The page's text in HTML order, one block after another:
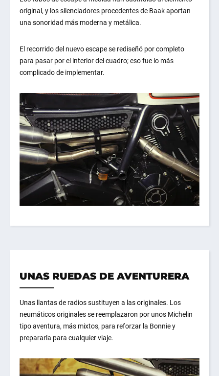
original, y los silenciadores procedentes de Baak aportan
una sonoridad más moderna y metálica.
El recorrido del nuevo escape se rediseñó por completo
para pasar por el interior del cuadro; eso fue lo más
complicado de implementar.
UNAS RUEDAS DE AVENTURERA
Unas llantas de radios sustituyen a las originales. Los
neumáticos originales se reemplazaron por unos Michelin
tipo aventura, más mixtos, para reforzar la Bonnie y
prepararla para cualquier viaje.